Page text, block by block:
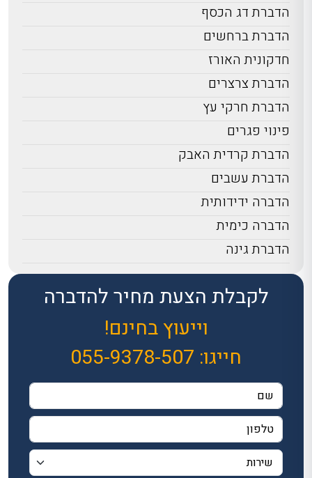
לקבלת הצעת מחיר להדברה
וייעוץ בחינם!
חייגו: 055-9378-507
הדברת דג הכסף
הדברת ברחשים
חדקונית האורז
הדברת צרצרים
הדברת חרקי עץ
פינוי פגרים
הדברת קרדית האבק
הדברת עשבים
הדברה ידידותית
הדברה כימית
הדברת גינה